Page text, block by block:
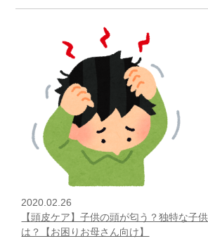
2020.02.26
【頭皮ケア】子供の頭が匂う？独特な子
は？【お困りお母さん向け】